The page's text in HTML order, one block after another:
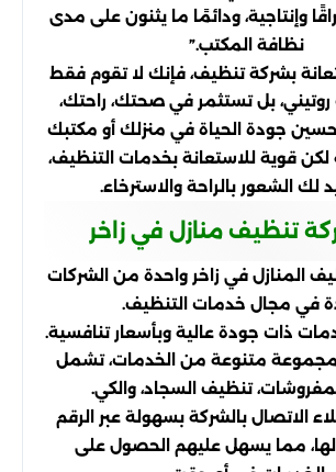
وإنتاجية، ودائمًا ما يثنون على مدى
نظافة المكتب.”
بشركة تنظيف، فإنك لا تقوم فقط
روتيني، بل تستثمر في صحتك، راحتك،
جودة الحياة في منزلك أو مكتبك
قوية للاستعانة بخدمات التنظيف،
لك الشعور بالراحة والاسترخاء.
تنظيف منازل في زاخر
المنازل في زاخر واحدة من الشركات
في مجال خدمات التنظيف.
ذات جودة عالية وبأسعار تنافسية.
مجموعة متنوعة من الخدمات، تشمل
تنظيف السجاد، والكي.
الاتصال بالشركة بسهولة عبر الرقم
مما يسهل عليهم الحصول على